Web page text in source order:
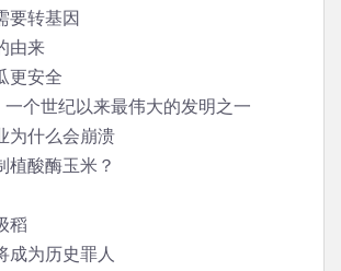
要转基因
由来
更安全
一个世纪以来最伟大的发明之一
为什么会崩溃
植酸酶玉米？
稻
成为历史罪人